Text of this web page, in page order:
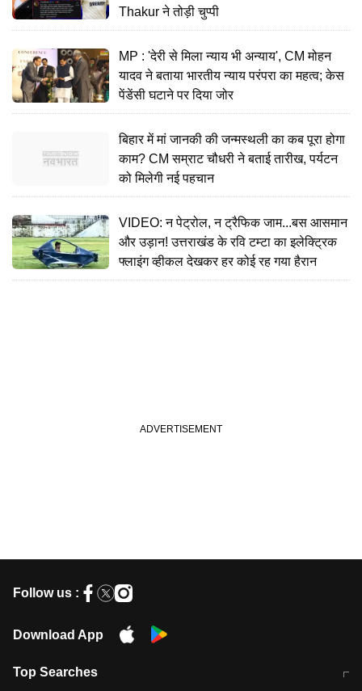
Thakur ने तोड़ी चुप्पी
MP : 'देरी से मिला न्याय भी अन्याय', CM मोहन
यादव ने बताया भारतीय न्याय परंपरा का महत्व; केस
पेंडेंसी घटाने पर दिया जोर
बिहार में मां जानकी की जन्मस्थली का कब पूरा होगा
काम? CM सम्राट चौधरी ने बताई तारीख, पर्यटन
को मिलेगी नई पहचान
VIDEO: न पेट्रोल, न ट्रैफिक जाम...बस आसमान
और उड़ान! उत्तराखंड के रवि टम्टा का इलेक्ट्रिक
फ्लाइंग व्हीकल देखकर हर कोई रह गया हैरान
Follow us :
Download App
Top Searches